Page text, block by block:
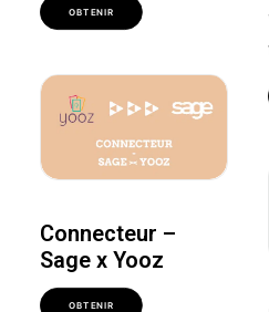
OBTENIR
Connecteur –
Sage x Yooz
OBTENIR